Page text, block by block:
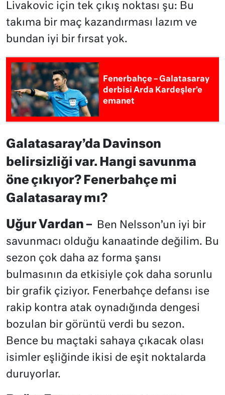
Livakovic için tek çıkış noktası şu: Bu
takıma bir maç kazandırması lazım ve
bundan iyi bir fırsat yok.
Fenerbahçe – Galatasaray
derbisi Arda Kardeşler’e
emanet
Galatasaray’da Davinson
belirsizliği var. Hangi savunma
öne çıkıyor? Fenerbahçe mi
Galatasaray mı?
Uğur Vardan –
Ben Nelsson’un iyi bir
savunmacı olduğu kanaatinde değilim. Bu
sezon çok daha az forma şansı
bulmasının da etkisiyle çok daha sorunlu
bir grafik çiziyor. Fenerbahçe defansı ise
rakip kontra atak oynadığında dengesi
bozulan bir görüntü verdi bu sezon.
Bence bu maçtaki sahaya çıkacak olası
isimler eşliğinde ikisi de eşit noktalarda
duruyorlar.